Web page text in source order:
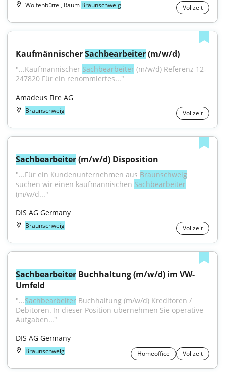
Wolfenbüttel, Raum Braunschweig Vollzeit
Kaufmännischer Sachbearbeiter (m/w/d)
"...Kaufmännischer Sachbearbeiter (m/w/d) Referenz 12-
247820 Für ein renommiertes..."
Amadeus Fire AG
Braunschweig Vollzeit
Sachbearbeiter (m/w/d) Disposition
"...Für ein Kundenunternehmen aus Braunschweig
suchen wir einen kaufmännischen Sachbearbeiter
(m/w/d..."
DIS AG Germany
Braunschweig Vollzeit
Sachbearbeiter Buchhaltung (m/w/d) im VW-
Umfeld
"...Sachbearbeiter Buchhaltung (m/w/d) Kreditoren /
Debitoren. In dieser Position übernehmen Sie operative
Aufgaben..."
DIS AG Germany
Braunschweig Homeoffice Vollzeit